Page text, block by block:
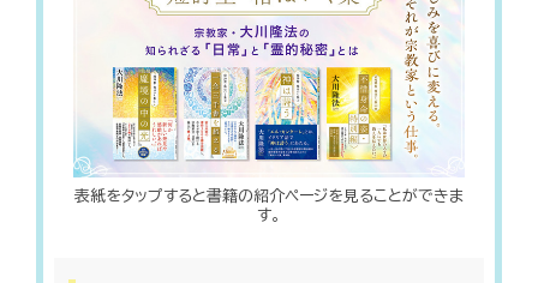
表紙をタップすると書籍の紹介ページを見ることができま
す。